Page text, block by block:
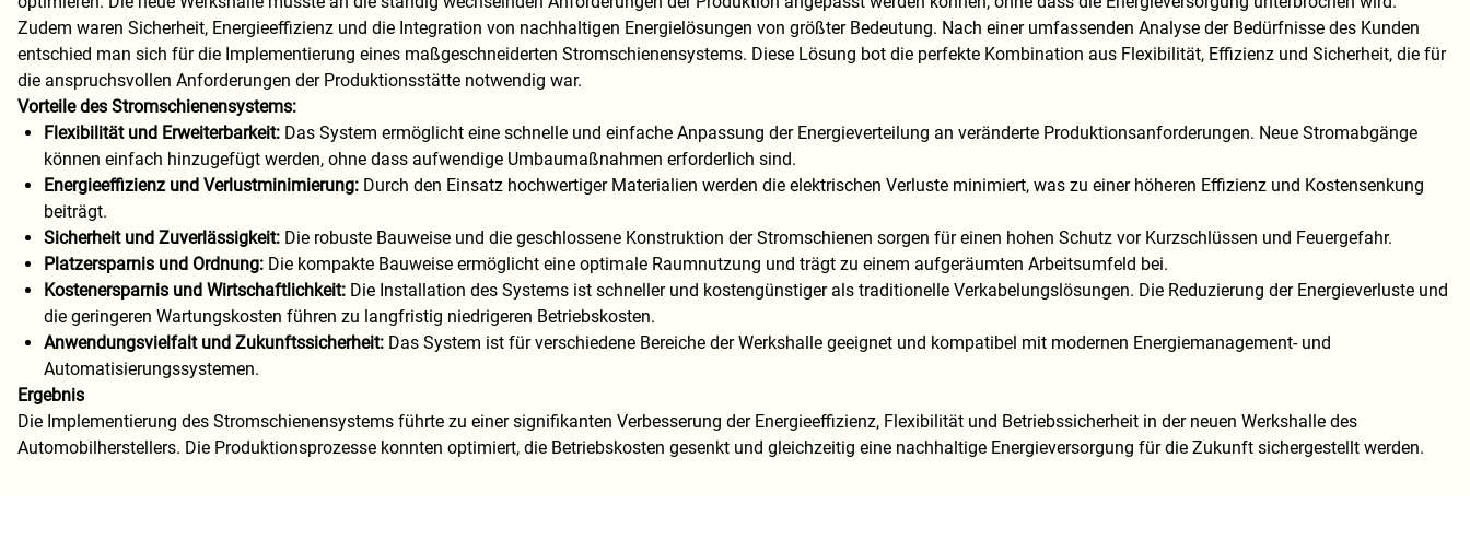
Zudem waren Sicherheit, Energieeffizienz und die Integration von nachhaltigen Energielösungen von größter Bedeutung. Nach einer umfassenden Analyse der Bedürfnisse des Kunden
entschied man sich für die Implementierung eines maßgeschneiderten Stromschienensystems. Diese Lösung bot die perfekte Kombination aus Flexibilität, Effizienz und Sicherheit, die für
die anspruchsvollen Anforderungen der Produktionsstätte notwendig war.
Vorteile des Stromschienensystems:
Flexibilität und Erweiterbarkeit: Das System ermöglicht eine schnelle und einfache Anpassung der Energieverteilung an veränderte Produktionsanforderungen. Neue Stromabgänge
können einfach hinzugefügt werden, ohne dass aufwendige Umbaumaßnahmen erforderlich sind.
Energieeffizienz und Verlustminimierung: Durch den Einsatz hochwertiger Materialien werden die elektrischen Verluste minimiert, was zu einer höheren Effizienz und Kostensenkung
beiträgt.
Sicherheit und Zuverlässigkeit: Die robuste Bauweise und die geschlossene Konstruktion der Stromschienen sorgen für einen hohen Schutz vor Kurzschlüssen und Feuergefahr.
Platzersparnis und Ordnung: Die kompakte Bauweise ermöglicht eine optimale Raumnutzung und trägt zu einem aufgeräumten Arbeitsumfeld bei.
Kostenersparnis und Wirtschaftlichkeit: Die Installation des Systems ist schneller und kostengünstiger als traditionelle Verkabelungslösungen. Die Reduzierung der Energieverluste und
die geringeren Wartungskosten führen zu langfristig niedrigeren Betriebskosten.
Anwendungsvielfalt und Zukunftssicherheit: Das System ist für verschiedene Bereiche der Werkshalle geeignet und kompatibel mit modernen Energiemanagement- und
Automatisierungssystemen.
Ergebnis
Die Implementierung des Stromschienensystems führte zu einer signifikanten Verbesserung der Energieeffizienz, Flexibilität und Betriebssicherheit in der neuen Werkshalle des
Automobilherstellers. Die Produktionsprozesse konnten optimiert, die Betriebskosten gesenkt und gleichzeitig eine nachhaltige Energieversorgung für die Zukunft sichergestellt werden.